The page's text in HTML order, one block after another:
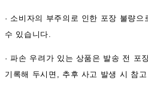
· 소비자의 부주의로 인한 포장 불량으
수 있습니다.
·파손 우려가 있는 상품은 발송 전 포
기록해 두시면, 추후 사고 발생 시 참